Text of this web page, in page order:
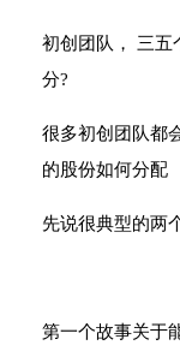
初创团队， 三五
分?
很多初创团队都
的股份如何分配
先说很典型的两
第一个故事关于